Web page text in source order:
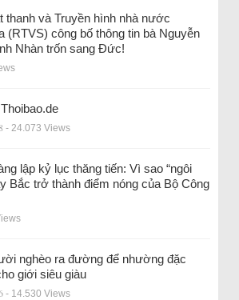
thanh và Truyền hình nhà nước
(RTVS) công bố thông tin bà Nguyễn
Nhàn trốn sang Đức!
- 24.073 Views
lập kỷ lục thăng tiến: Vì sao “ngôi
Bắc trở thành điểm nóng của Bộ Công
nghèo ra đường để nhường đặc
giới siêu giàu
- 14.530 Views